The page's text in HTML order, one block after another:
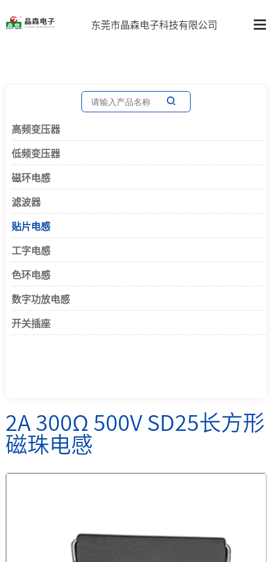
东莞市晶森电子科技有限公司
高频变压器
低频变压器
磁环电感
滤波器
贴片电感
工字电感
色环电感
数字功放电感
开关插座
2A 300Ω 500V SD25长方形
磁珠电感